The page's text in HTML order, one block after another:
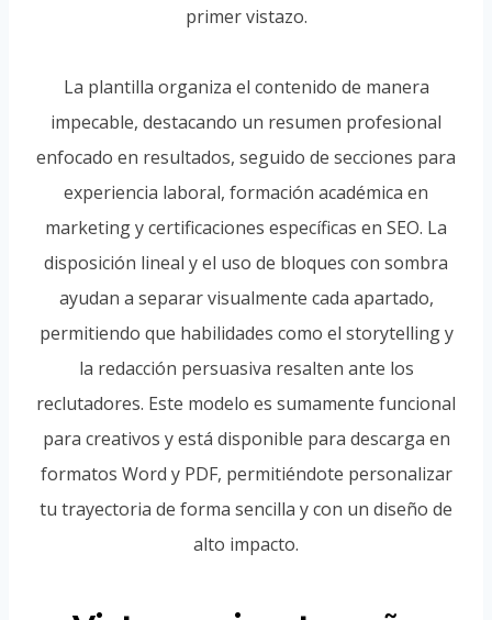
primer vistazo.
La plantilla organiza el contenido de manera
impecable, destacando un resumen profesional
enfocado en resultados, seguido de secciones para
experiencia laboral, formación académica en
marketing y certificaciones específicas en SEO. La
disposición lineal y el uso de bloques con sombra
ayudan a separar visualmente cada apartado,
permitiendo que habilidades como el storytelling y
la redacción persuasiva resalten ante los
reclutadores. Este modelo es sumamente funcional
para creativos y está disponible para descarga en
formatos Word y PDF, permitiéndote personalizar
tu trayectoria de forma sencilla y con un diseño de
alto impacto.